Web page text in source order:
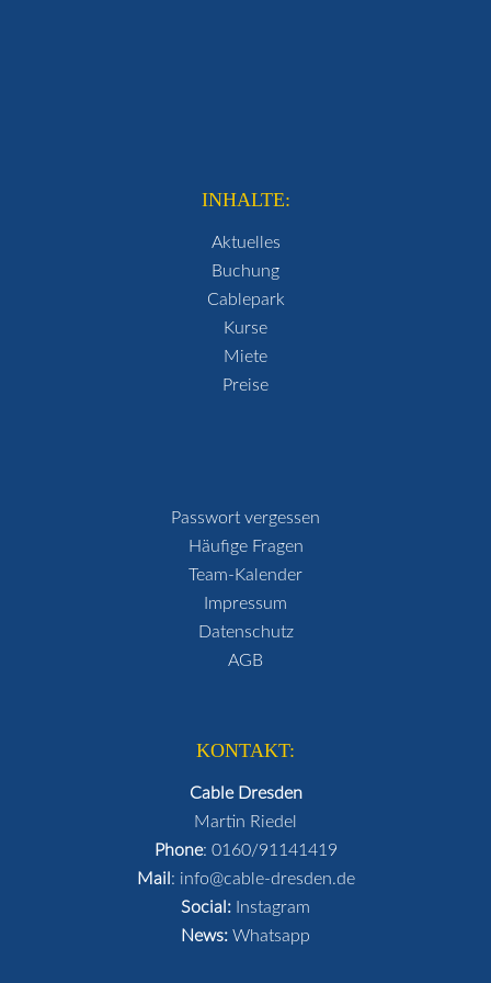
INHALTE:
Aktuelles
Buchung
Cablepark
Kurse
Miete
Preise
Passwort vergessen
Häufige Fragen
Team-Kalender
Impressum
Datenschutz
AGB
KONTAKT:
Cable Dresden
Martin Riedel
Phone: 0160/91141419
Mail : info@cable-dresden.de
Social: Instagram
News: Whatsapp